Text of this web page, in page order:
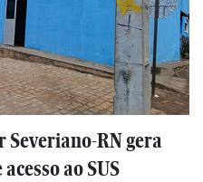
Severiano-RN gera
ao SUS